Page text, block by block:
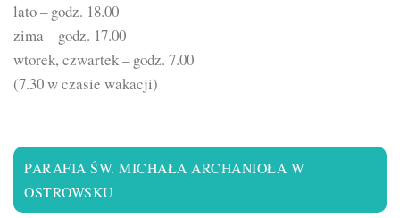
lato – godz. 18.00
zima – godz. 17.00
wtorek, czwartek – godz. 7.00
(7.30 w czasie wakacji)
PARAFIA ŚW. MICHAŁA ARCHANIOŁA W
OSTROWSKU